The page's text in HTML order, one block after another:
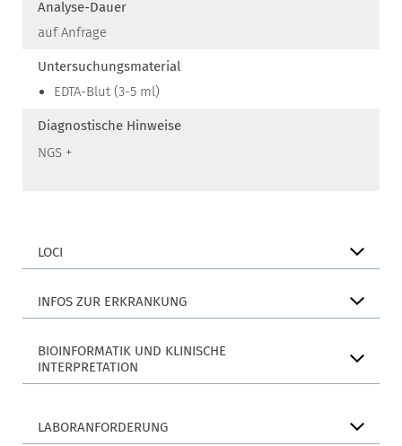
Analyse-Dauer
auf Anfrage
Untersuchungsmaterial
EDTA-Blut (3-5 ml)
Diagnostische Hinweise
NGS +
LOCI
INFOS ZUR ERKRANKUNG
BIOINFORMATIK UND KLINISCHE
INTERPRETATION
LABORANFORDERUNG